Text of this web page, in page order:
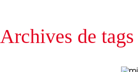
Archives de